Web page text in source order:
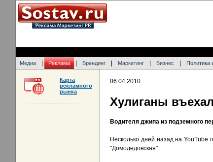
Медиа Реклама Брендинг Маркетинг Бизнес Политика
06.04.2010
Хулиганы
Водителя джипа из подземного
Несколько дней назад на YouTube
"Домодедовская".
Карта
рекламного
рынка